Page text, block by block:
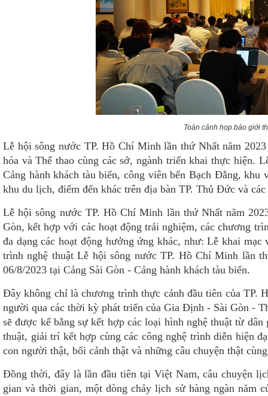
Toàn cảnh họp báo giới
Lễ hội sông nước TP. Hồ Chí Minh lần thứ Nhất năm
hóa và Thể thao cùng các sở, ngành triển khai thực hiện.
Cảng hành khách tàu biển, công viên bến Bạch Đằng,
khu du lịch, điểm đến khác trên địa bàn TP. Thủ Đức và
Lễ hội sông nước TP. Hồ Chí Minh lần thứ Nhất năm
Gòn, kết hợp với các hoạt động trải nghiệm, các chương
đa dạng các hoạt động hưởng ứng khác, như: Lễ khai
trình nghệ thuật Lễ hội sông nước TP. Hồ Chí Minh lần
06/8/2023 tại Cảng Sài Gòn - Cảng hành khách tàu biển.
Đây không chỉ là chương trình thực cảnh đầu tiên của TP.
người qua các thời kỳ phát triển của Gia Định - Sài Gòn -
sẽ được kể bằng sự kết hợp các loại hình nghệ thuật từ
thuật, giải trí kết hợp cùng các công nghệ trình diễn hiện
con người thật, bối cảnh thật và những câu chuyện thật
Đồng thời, đây là lần đầu tiên tại Việt Nam, câu chuyện
gian và thời gian, một dòng chảy lịch sử hàng ngàn năm